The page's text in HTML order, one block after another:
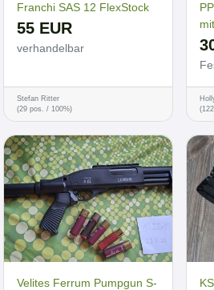
Franchi SAS 12 FlexStock
55 EUR
verhandelbar
Stefan Ritter
(29 pos. / 100%)
Velites Ferrum Pumpgun S-